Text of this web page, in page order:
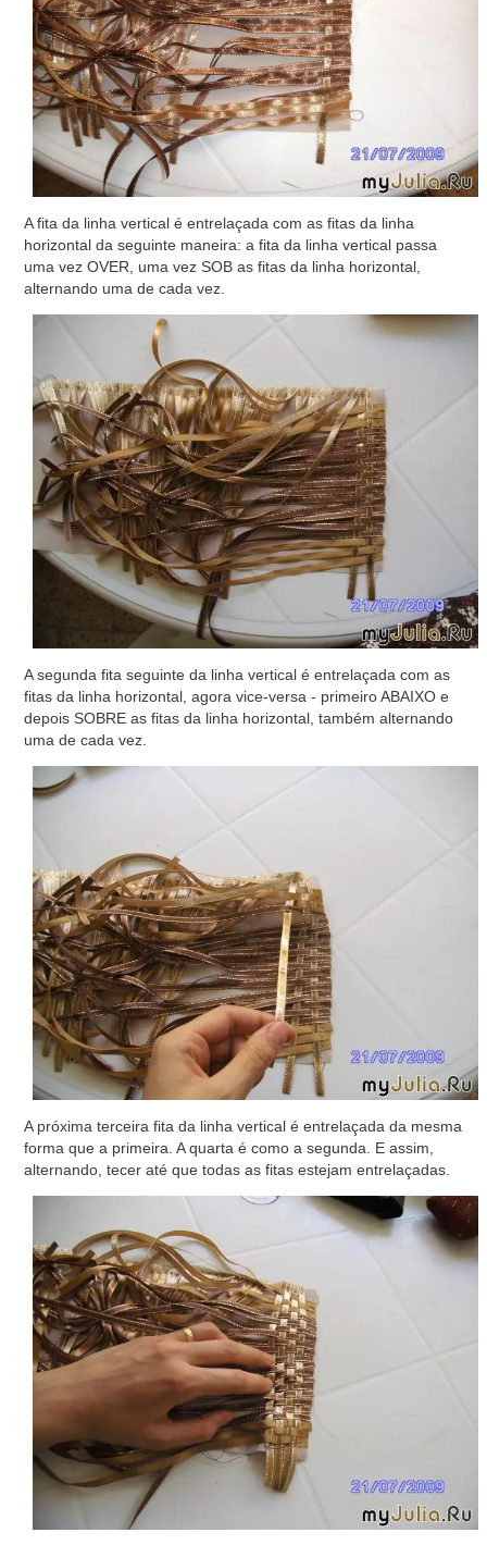
A fita da linha vertical é entrelaçada com as fitas da linha
horizontal da seguinte maneira: a fita da linha vertical passa
uma vez OVER, uma vez SOB as fitas da linha horizontal,
alternando uma de cada vez.
A segunda fita seguinte da linha vertical é entrelaçada com as
fitas da linha horizontal, agora vice-versa - primeiro ABAIXO e
depois SOBRE as fitas da linha horizontal, também alternando
uma de cada vez.
A próxima terceira fita da linha vertical é entrelaçada da mesma
forma que a primeira. A quarta é como a segunda. E assim,
alternando, tecer até que todas as fitas estejam entrelaçadas.